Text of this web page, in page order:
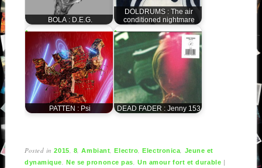
BOLA : D.E.G.
DOLDRUMS : The air
conditioned nightmare
PATTEN : Psi DEAD FADER : Jenny 153
Posted in2015 8 ,Ambiant ,Electro ,Electronica
Jeune et
dynamique
,Ne se prononce pas ,Un amour fort et durable |